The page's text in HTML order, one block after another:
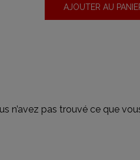
AJOUTER AU
n’avez pas trouvé ce que